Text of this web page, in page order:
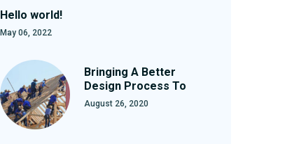
Hello world!
May 06, 2022
Bringing A Better
Design Process To
August 26, 2020